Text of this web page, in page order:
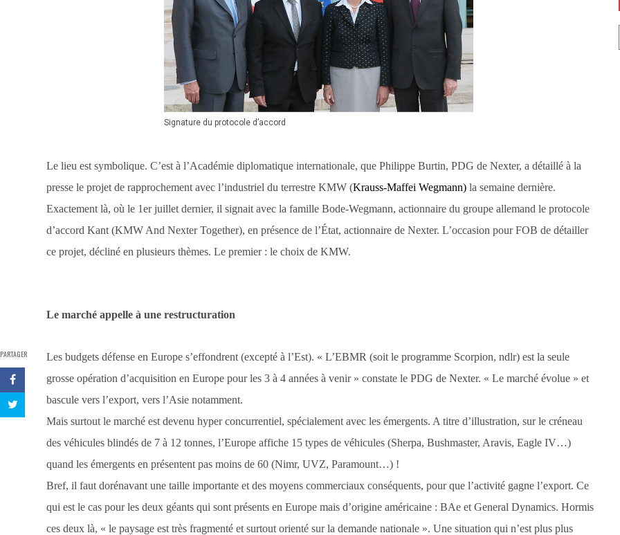
PARTAGER
Signature du protocole d’accord
Le lieu est symbolique. C’est à l’Académie diplomatique internationale, que Philippe Burtin, PDG de Nexter, a détaillé à la
presse le projet de rapprochement avec l’industriel du terrestre KMW (Krauss-Maffei Wegmann) la semaine dernière.
Exactement là, où le 1er juillet dernier, il signait avec la famille Bode-Wegmann, actionnaire du groupe allemand le protocole
d’accord Kant (KMW And Nexter Together), en présence de l’État, actionnaire de Nexter. L’occasion pour FOB de détailler
ce projet, décliné en plusieurs thèmes. Le premier : le choix de KMW.
Le marché appelle à une restructuration
Les budgets défense en Europe s’effondrent (excepté à l’Est). « L’EBMR (soit le programme Scorpion, ndlr) est la seule
grosse opération d’acquisition en Europe pour les 3 à 4 années à venir » constate le PDG de Nexter. « Le marché évolue » et
bascule vers l’export, vers l’Asie notamment.
Mais surtout le marché est devenu hyper concurrentiel, spécialement avec les émergents. A titre d’illustration, sur le créneau
des véhicules blindés de 7 à 12 tonnes, l’Europe affiche 15 types de véhicules (Sherpa, Bushmaster, Aravis, Eagle IV…)
quand les émergents en présentent pas moins de 60 (Nimr, UVZ, Paramount…) !
Bref, il faut dorénavant une taille importante et des moyens commerciaux conséquents, pour que l’activité gagne l’export. Ce
qui est le cas pour les deux géants qui sont présents en Europe mais d’origine américaine : BAe et General Dynamics. Hormis
ces deux là, « le paysage est très fragmenté et surtout orienté sur la demande nationale ». Une situation qui n’est plus plus